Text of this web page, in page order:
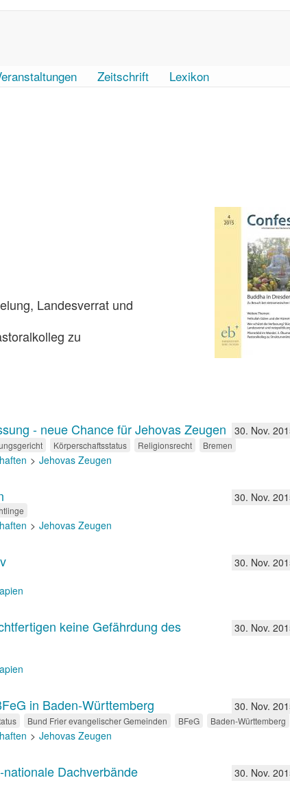
Zeitschrift Lexikon
Landesverrat und
zu
30. Nov.
- neue Chance für Jehovas Zeugen
Körperschaftsstatus Religionsrecht Bremen
Jehovas Zeugen
30. Nov.
Jehovas Zeugen
30. Nov.
30. Nov.
keine Gefährdung des
30. Nov.
in Baden-Württemberg
Bund Frier evangelischer Gemeinden BFeG Baden-Württemberg
Jehovas Zeugen
30. Nov.
Dachverbände